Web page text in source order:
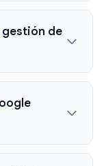
gestión de